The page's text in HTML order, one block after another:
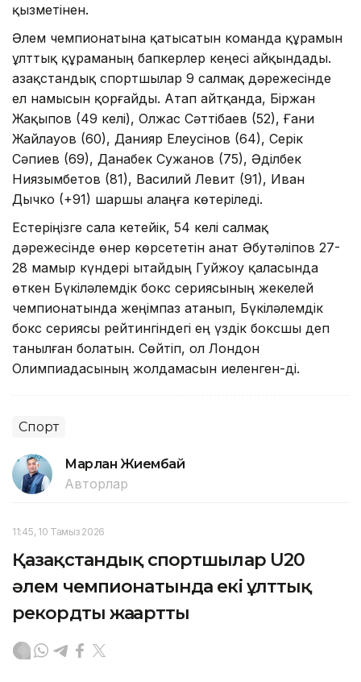
қызметінен.
Әлем чемпионатына қатысатын команда құрамын
ұлттық құраманың бапкерлер кеңесі айқындады.
Қазақстандық спортшылар 9 салмақ дәрежесінде
ел намысын қорғайды. Атап айтқанда, Біржан
Жақыпов (49 келі), Олжас Сәттібаев (52), Ғани
Жайлауов (60), Данияр Елеусінов (64), Серік
Сәпиев (69), Данабек Сужанов (75), Әділбек
Ниязымбетов (81), Василий Левит (91), Иван
Дычко (+91) шаршы алаңға көтеріледі.
Естеріңізге сала кетейік, 54 келі салмақ
дәрежесінде өнер көрсететін Қанат Әбутәліпов 27-
28 мамыр күндері Қытайдың Гуйжоу қаласында
өткен Бүкіләлемдік бокс сериясының жекелей
чемпионатында жеңімпаз атанып, Бүкіләлемдік
бокс сериясы рейтингіндегі ең үздік боксшы деп
танылған болатын. Сөйтіп, ол Лондон
Олимпиадасының жолдамасын иеленген-ді.
Спорт
Марлан Жиембай
Авторлар
11:45, 10 Тамыз 2026
Қазақстандық спортшылар U20
әлем чемпионатында екі ұлттық
рекордты жаңартты